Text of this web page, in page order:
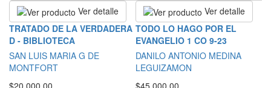
Ver detalle
TRATADO DE LA VERDADERA
D - BIBLIOTECA
SAN LUIS MARIA G DE
MONTFORT
Ver detalle
TODO LO HAGO POR EL
EVANGELIO 1 CO 9-23
DANILO ANTONIO MEDINA
LEGUIZAMON